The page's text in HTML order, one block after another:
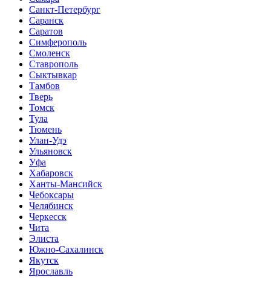
Санкт-Петербург
Саранск
Саратов
Симферополь
Смоленск
Ставрополь
Сыктывкар
Тамбов
Тверь
Томск
Тула
Тюмень
Улан-Удэ
Ульяновск
Уфа
Хабаровск
Ханты-Мансийск
Чебоксары
Челябинск
Черкесск
Чита
Элиста
Южно-Сахалинск
Якутск
Ярославль